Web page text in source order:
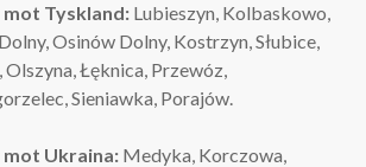
mot Tyskland: Lubieszyn, Kolbaskowo,
Osinów Dolny, Kostrzyn, Słubice,
Łęknica, Przewóz,
Sieniawka, Porajów.
mot Ukraina: Medyka, Korczowa,